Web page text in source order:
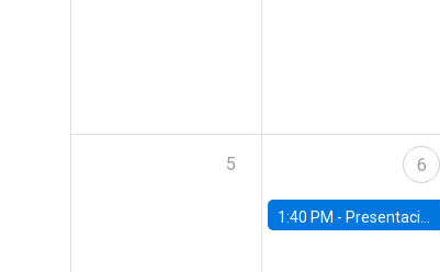
5 6
1:40 PM - Presentación capítulos del World Economic Outlook del Fondo Monetario Internacional (FMI)